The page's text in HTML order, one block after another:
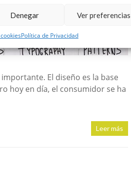
Denegar Ver preferencias
Política de Privacidad
El diseño es la base
hoy en día, el consumidor se ha
Leer más